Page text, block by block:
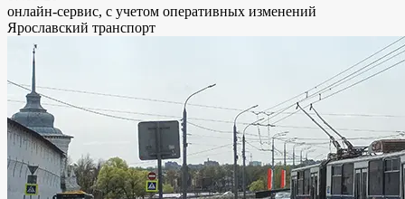
онлайн-сервис, с учетом оперативных изменений
Ярославский транспорт